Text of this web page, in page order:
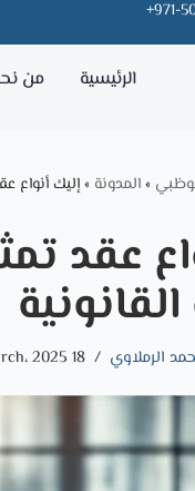
971-
الرئيسية من
»المدونة »إليك أنواع
عقد
الرملاوي 18 March، 2025